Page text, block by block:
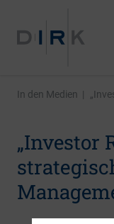
In den Medien |
„Investor